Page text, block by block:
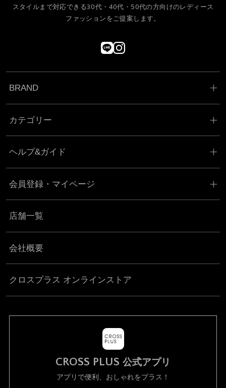
スタイルまで対応できる30代・40代・50代の方向けのレディース
ファッションをご提案します。
BRAND
カテゴリー
ヘルプ&ガイド
会員登録・マイページ
店舗一覧
会社概要
クロスプラス オンラインストア
CROSS PLUS 公式アプリ
アプリで便利、おしゃれをプラス！